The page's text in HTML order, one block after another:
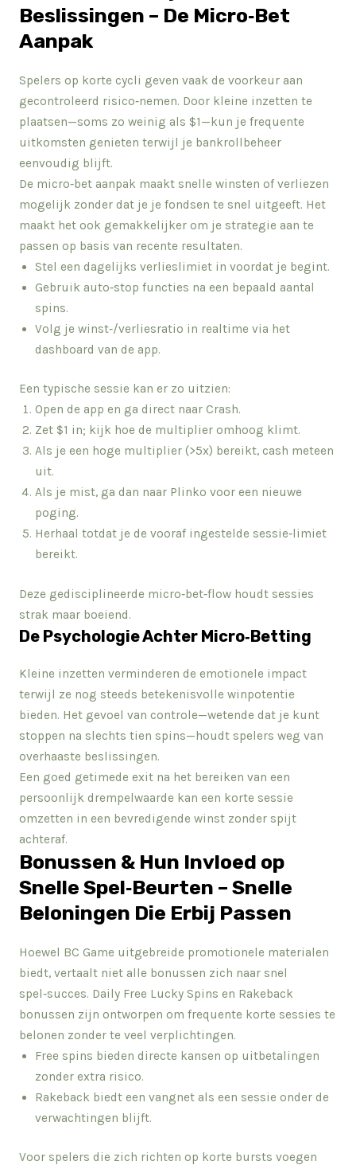
Beslissingen – De Micro‑Bet
Aanpak
Spelers op korte cycli geven vaak de voorkeur aan
gecontroleerd risico‑nemen. Door kleine inzetten te
plaatsen—soms zo weinig als $1—kun je frequente
uitkomsten genieten terwijl je bankrollbeheer
eenvoudig blijft.
De micro‑bet aanpak maakt snelle winsten of verliezen
mogelijk zonder dat je je fondsen te snel uitgeeft. Het
maakt het ook gemakkelijker om je strategie aan te
passen op basis van recente resultaten.
Stel een dagelijks verlieslimiet in voordat je begint.
Gebruik auto‑stop functies na een bepaald aantal
spins.
Volg je winst‑/verliesratio in realtime via het
dashboard van de app.
Een typische sessie kan er zo uitzien:
Open de app en ga direct naar Crash.
Zet $1 in; kijk hoe de multiplier omhoog klimt.
Als je een hoge multiplier (>5x) bereikt, cash meteen
uit.
Als je mist, ga dan naar Plinko voor een nieuwe
poging.
Herhaal totdat je de vooraf ingestelde sessie‑limiet
bereikt.
Deze gedisciplineerde micro‑bet‑flow houdt sessies
strak maar boeiend.
De Psychologie Achter Micro‑Betting
Kleine inzetten verminderen de emotionele impact
terwijl ze nog steeds betekenisvolle winpotentie
bieden. Het gevoel van controle—wetende dat je kunt
stoppen na slechts tien spins—houdt spelers weg van
overhaaste beslissingen.
Een goed getimede exit na het bereiken van een
persoonlijk drempelwaarde kan een korte sessie
omzetten in een bevredigende winst zonder spijt
achteraf.
Bonussen & Hun Invloed op
Snelle Spel‑Beurten – Snelle
Beloningen Die Erbij Passen
Hoewel BC Game uitgebreide promotionele materialen
biedt, vertaalt niet alle bonussen zich naar snel
spel‑succes. Daily Free Lucky Spins en Rakeback
bonussen zijn ontworpen om frequente korte sessies te
belonen zonder te veel verplichtingen.
Free spins bieden directe kansen op uitbetalingen
zonder extra risico.
Rakeback biedt een vangnet als een sessie onder de
verwachtingen blijft.
Voor spelers die zich richten op korte bursts voegen